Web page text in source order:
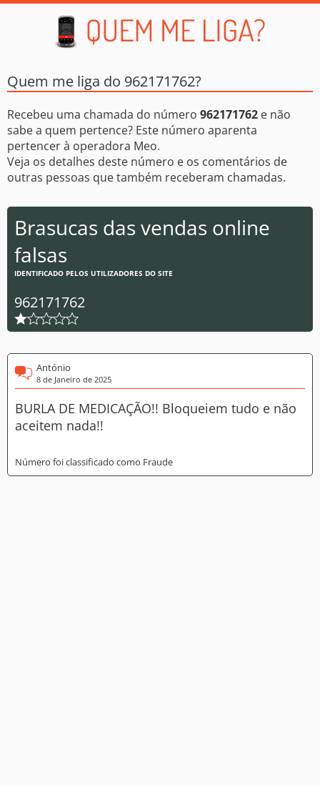
Quem me liga do 962171762?
Recebeu uma chamada do número 962171762 e não
sabe a quem pertence? Este número aparenta
pertencer à operadora Meo.
Veja os detalhes deste número e os comentários de
outras pessoas que também receberam chamadas.
Brasucas das vendas online
falsas
IDENTIFICADO PELOS UTILIZADORES DO SITE
962171762
António
8 de Janeiro de 2025
BURLA DE MEDICAÇÃO!! Bloqueiem tudo e não
aceitem nada!!
Número foi classificado como Fraude